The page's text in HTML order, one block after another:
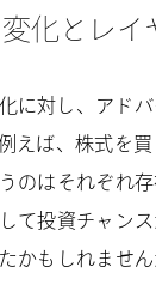
化とレイ
に対し、アド
えば、株式を
のはそれぞれ
て投資チャン
かもしれませ